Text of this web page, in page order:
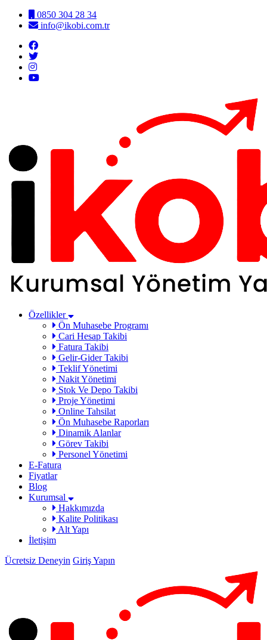
0850 304 28 34
info@ikobi.com.tr
Özellikler
Ön Muhasebe Programı
Cari Hesap Takibi
Fatura Takibi
Gelir-Gider Takibi
Teklif Yönetimi
Nakit Yönetimi
Stok Ve Depo Takibi
Proje Yönetimi
Online Tahsilat
Ön Muhasebe Raporları
Dinamik Alanlar
Görev Takibi
Personel Yönetimi
E-Fatura
Fiyatlar
Blog
Kurumsal
Hakkımızda
Kalite Politikası
Alt Yapı
İletişim
Ücretsiz Deneyin Giriş Yapın